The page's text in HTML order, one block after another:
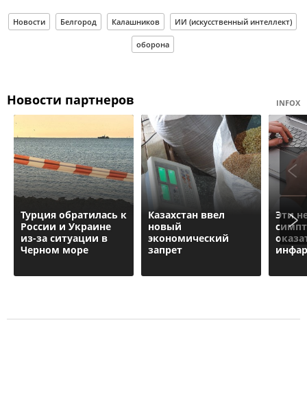
Новости Белгород Калашников ИИ (искусственный интеллект)
оборона
Новости партнеров INFOX
Турция обратилась к
России и Украине
из-за ситуации в
Черном море
Казахстан ввел
новый
экономический
запрет
Эти